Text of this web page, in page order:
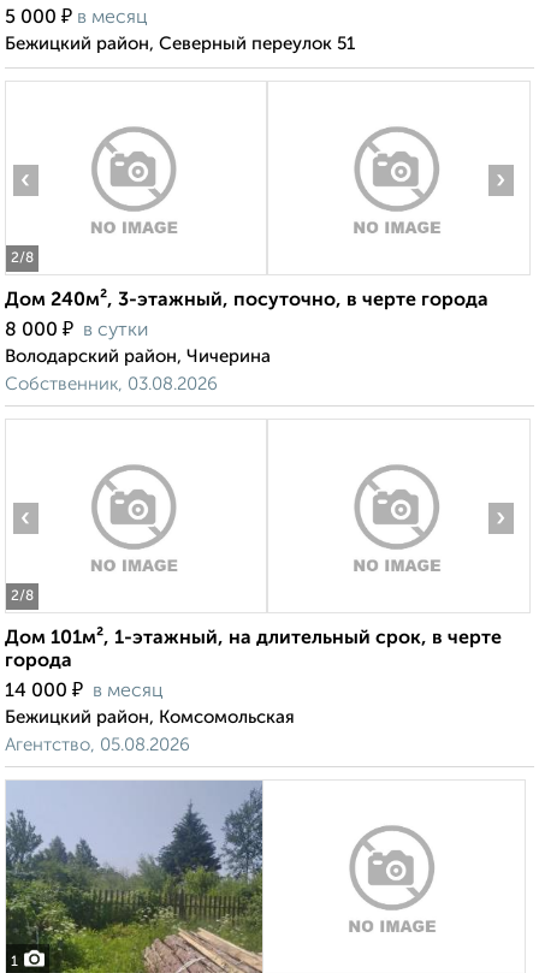
5 000 ₽ в месяц
Бежицкий район, Северный переулок 51
2/8
‹ ›
Дом 240м², 3-этажный, посуточно, в черте города
8 000 ₽ в сутки
Володарский район, Чичерина
Собственник, 03.08.2026
2/8
‹ ›
Дом 101м², 1-этажный, на длительный срок, в черте
города
14 000 ₽ в месяц
Бежицкий район, Комсомольская
Агентство, 05.08.2026
1